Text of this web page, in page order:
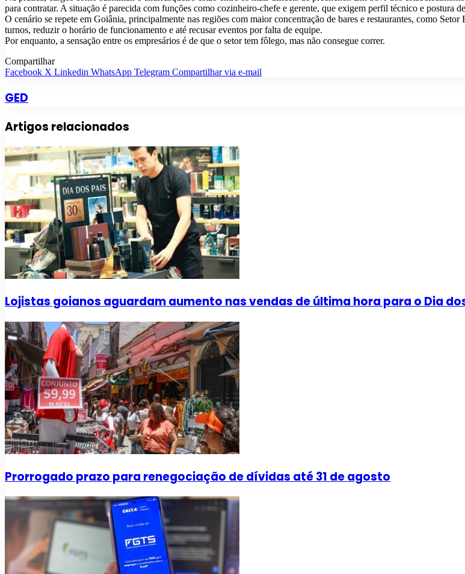
para contratar. A situação é parecida com funções como cozinheiro-chefe e gerente, que exigem perfil técnico e postura
O cenário se repete em Goiânia, principalmente nas regiões com maior concentração de bares e restaurantes, como
turnos, reduzir o horário de funcionamento e até recusar eventos por falta de equipe.
Por enquanto, a sensação entre os empresários é de que o setor tem fôlego, mas não consegue correr.
Compartilhar
Facebook X Linkedin WhatsApp Telegram Compartilhar via e-mail
GED
Artigos relacionados
Lojistas goianos aguardam aumento nas vendas de última hora para o Dia
Prorrogado prazo para renegociação de dívidas até 31 de agosto